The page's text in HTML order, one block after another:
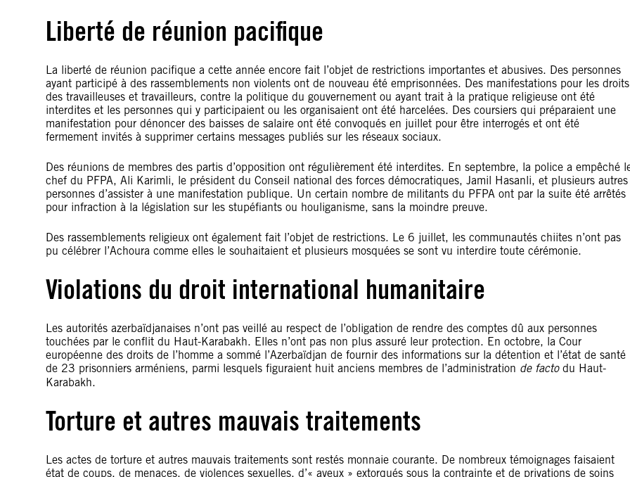
Liberté de réunion pacifique
La liberté de réunion pacifique a cette année encore fait l’objet de restrictions importantes et abusives. Des personnes
ayant participé à des rassemblements non violents ont de nouveau été emprisonnées. Des manifestations pour les droits
des travailleuses et travailleurs, contre la politique du gouvernement ou ayant trait à la pratique religieuse ont été
interdites et les personnes qui y participaient ou les organisaient ont été harcelées. Des coursiers qui préparaient une
manifestation pour dénoncer des baisses de salaire ont été convoqués en juillet pour être interrogés et ont été
fermement invités à supprimer certains messages publiés sur les réseaux sociaux.
Des réunions de membres des partis d’opposition ont régulièrement été interdites. En septembre, la police a empêché
chef du PFPA, Ali Karimli, le président du Conseil national des forces démocratiques, Jamil Hasanli, et plusieurs autres
personnes d’assister à une manifestation publique. Un certain nombre de militants du PFPA ont par la suite été arrêtés
pour infraction à la législation sur les stupéfiants ou houliganisme, sans la moindre preuve.
Des rassemblements religieux ont également fait l’objet de restrictions. Le 6 juillet, les communautés chiites n’ont pas
pu célébrer l’Achoura comme elles le souhaitaient et plusieurs mosquées se sont vu interdire toute cérémonie.
Violations du droit international humanitaire
Les autorités azerbaïdjanaises n’ont pas veillé au respect de l’obligation de rendre des comptes dû aux personnes
touchées par le conflit du Haut-Karabakh. Elles n’ont pas non plus assuré leur protection. En octobre, la Cour
européenne des droits de l’homme a sommé l’Azerbaïdjan de fournir des informations sur la détention et l’état de santé
de 23 prisonniers arméniens, parmi lesquels figuraient huit anciens membres de l’administration de factodu Haut-
Karabakh.
Torture et autres mauvais traitements
Les actes de torture et autres mauvais traitements sont restés monnaie courante. De nombreux témoignages faisaient
état de coups, de menaces, de violences sexuelles, d’« aveux » extorqués sous la contrainte et de privations de soins